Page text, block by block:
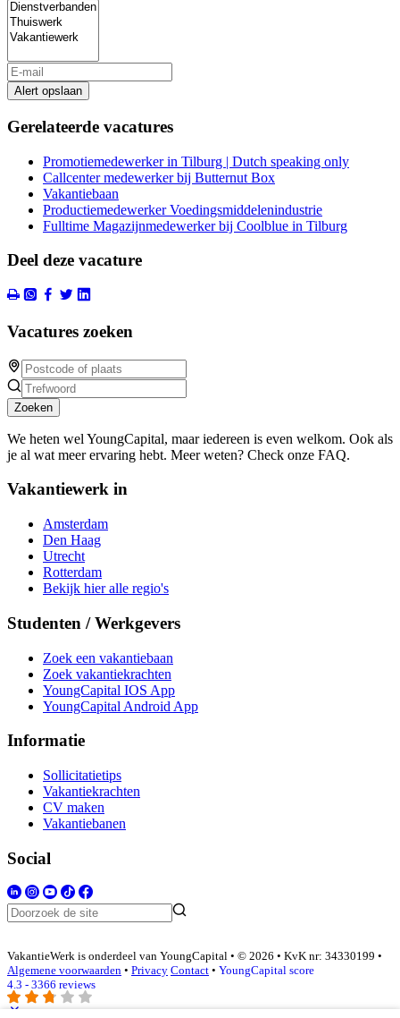
Alert opslaan
Gerelateerde vacatures
Promotiemedewerker in Tilburg | Dutch speaking only
Callcenter medewerker bij Butternut Box
Vakantiebaan
Productiemedewerker Voedingsmiddelenindustrie
Fulltime Magazijnmedewerker bij Coolblue in Tilburg
Deel deze vacature
Vacatures zoeken
Zoeken
We heten wel YoungCapital, maar iedereen is even welkom. Ook als
je al wat meer ervaring hebt. Meer weten? Check onze FAQ.
Vakantiewerk in
Amsterdam
Den Haag
Utrecht
Rotterdam
Bekijk hier alle regio's
Studenten / Werkgevers
Zoek een vakantiebaan
Zoek vakantiekrachten
YoungCapital IOS App
YoungCapital Android App
Informatie
Sollicitatietips
Vakantiekrachten
CV maken
Vakantiebanen
Social
VakantieWerk is onderdeel van YoungCapital • © 2026 • KvK nr: 34330199 •
Algemene voorwaarden • Privacy Contact • YoungCapital score
4.3 - 3366 reviews